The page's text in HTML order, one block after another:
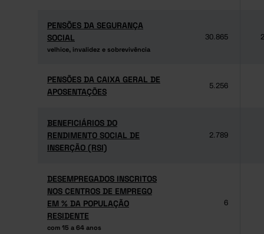
PENSÕES DA SEGURANÇA
SOCIAL
velhice, invalidez e sobrevivência
PENSÕES DA SEGURANÇA
SOCIAL
velhice, invalidez e sobrevivência
30.865
PENSÕES DA CAIXA GERAL DE
APOSENTAÇÕES
PENSÕES DA CAIXA GERAL DE
APOSENTAÇÕES
5.256
BENEFICIÁRIOS DO
RENDIMENTO SOCIAL DE
INSERÇÃO (RSI)
BENEFICIÁRIOS DO
RENDIMENTO SOCIAL DE
INSERÇÃO (RSI)
2.789
DESEMPREGADOS INSCRITOS
NOS CENTROS DE EMPREGO
EM % DA POPULAÇÃO
RESIDENTE
com 15 a 64 anos
DESEMPREGADOS INSCRITOS
NOS CENTROS DE EMPREGO
EM % DA POPULAÇÃO
RESIDENTE
com 15 a 64 anos
6